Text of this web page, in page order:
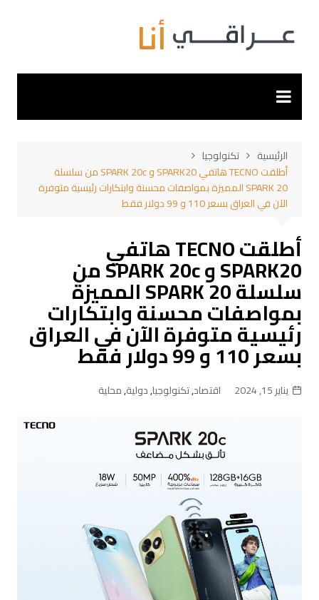
المحتوى
الرئيسية
تكنولوجيا
أطلقت TECNO هاتفي SPARK20 و SPARK 20c من سلسلة
SPARK 20 المميزة بمواصفات محسنة وابتكارات رئيسية متوفرة
الآن في العراق بسعر 110 و 99 دولار فقط
أطلقت TECNO هاتفي
SPARK20 و SPARK 20c من
سلسلة SPARK 20 المميزة
بمواصفات محسنة وابتكارات
رئيسية متوفرة الآن في العراق
بسعر 110 و 99 دولار فقط
يناير 15, 2024 اقتصاد,تكنولوجيا,دولية,محلية